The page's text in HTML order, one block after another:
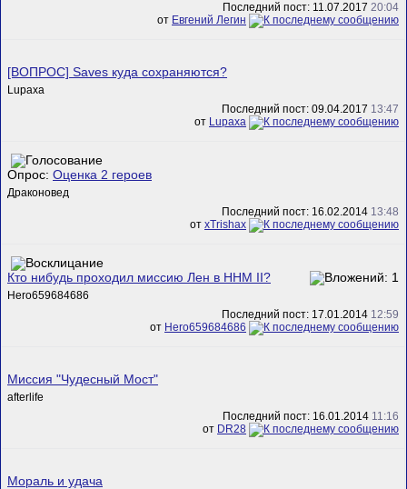
Последний пост: 11.07.2017 20:04
от Евгений Легин
[ВОПРОС] Saves куда сохраняются?
Lupaxa
Последний пост: 09.04.2017 13:47
от Lupaxa
Опрос: Оценка 2 героев
Драконовед
Последний пост: 16.02.2014 13:48
от xTrishax
Кто нибудь проходил миссию Лен в HHM II?
Hero659684686
Последний пост: 17.01.2014 12:59
от Hero659684686
Миссия "Чудесный Мост"
afterlife
Последний пост: 16.01.2014 11:16
от DR28
Мораль и удача